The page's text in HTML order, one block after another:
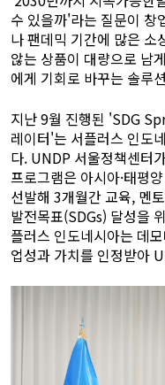
수 있을까'라는 질문이 창
나 팬데믹 기간에 많은 소
않는 상품이 대량으로 남
에게 기회로 바꾸는 솔루
지난 9월 진행된 'SDG
레이터'는 서플러스 인도
다. UNDP 서울정책센터
프로그램은 아시아·태평
선발해 3개월간 교육, 멘
발전목표(SDGs) 달성을
플러스 인도네시아는 데
업성과 가치를 인정받아